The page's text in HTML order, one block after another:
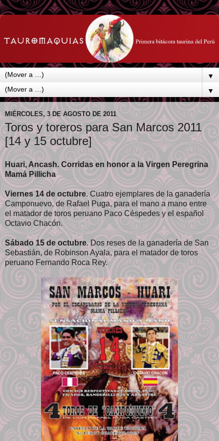
▼
▼
MIÉRCOLES, 3 DE AGOSTO DE 2011
Toros y toreros para San Marcos 2011
[14 y 15 octubre]
Huari, Ancash. Corridas en honor a la Virgen Peregrina
Mamá Pillicha
Viernes 14 de octubre. Cuatro ejemplares de la ganadería
Camponuevo, de Rafael Puga, para el mano a mano entre
el matador de toros peruano Paco Céspedes y el español
Octavio Chacón.
Sábado 15 de octubre. Dos reses de la ganadería de San
Sebastián, de Robinson Ayala, para el matador de toros
peruano Fernando Roca Rey.